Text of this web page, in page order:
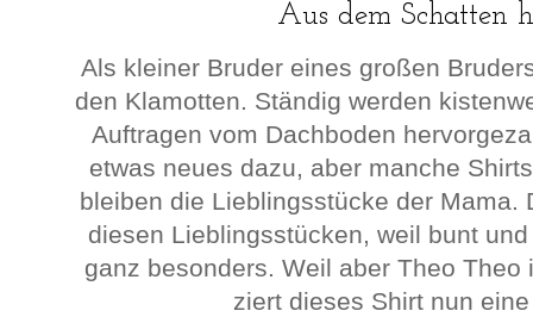
Aus dem Schatten
Als kleiner Bruder eines großen
den Klamotten. Ständig werden
Auftragen vom Dachboden
etwas neues dazu, aber manche
bleiben die Lieblingsstücke der Mama.
diesen Lieblingsstücken, weil bunt
ganz besonders. Weil aber Theo
ziert dieses Shirt nun